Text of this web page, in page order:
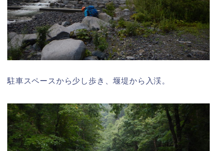
駐車スペースから少し歩き、堰堤から入渓。